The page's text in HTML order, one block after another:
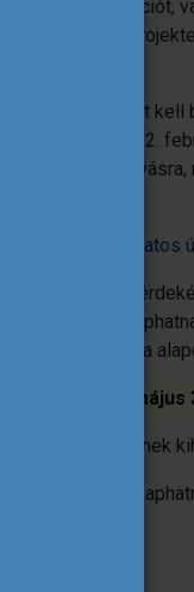
vagy az innovációt,
hivatott
pályázatot
által 2022.
pályázati
kapcsolatos
biztosítása
visszajelzést
érvényes Charta
2022.
kerülnek